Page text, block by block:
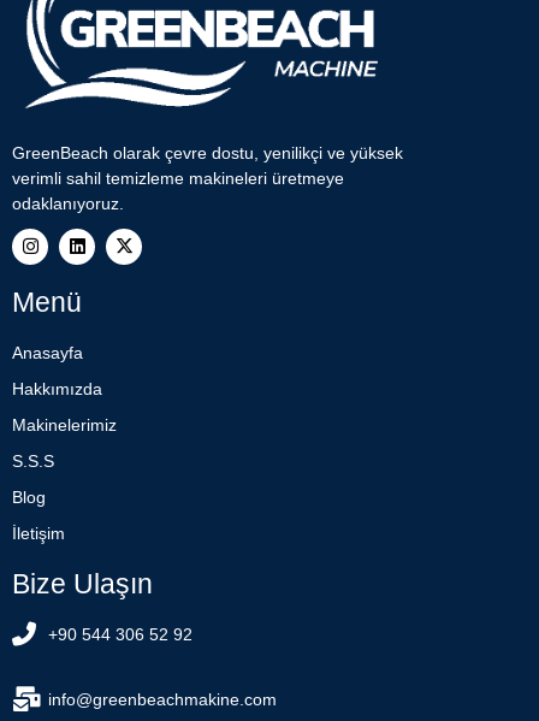
GreenBeach olarak çevre dostu, yenilikçi ve yüksek
verimli sahil temizleme makineleri üretmeye
odaklanıyoruz.
Menü
Anasayfa
Hakkımızda
Makinelerimiz
S.S.S
Blog
İletişim
Bize Ulaşın
+90 544 306 52 92
info@greenbeachmakine.com